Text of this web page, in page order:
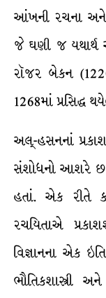
આંખની રચના અને
જે ઘણી જ
રૉજર બેકન
1268માં પ્રસિદ્ધ
અલ્-હસનનાં
સંશોધનો આશરે છ
હતાં. એક રીતે
રચયિતાએ
વિજ્ઞાનના એક
ભૌતિકશાસ્ત્રી